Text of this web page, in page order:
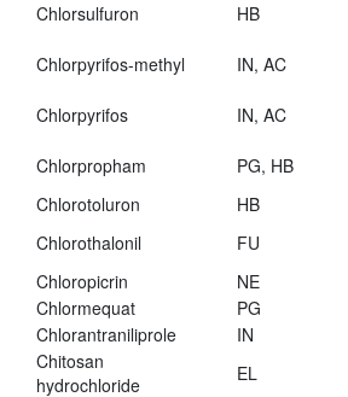
Chlorsulfuron
HB
Chlorpyrifos-methyl
IN, AC
Chlorpyrifos
IN, AC
Chlorpropham
PG, HB
Chlorotoluron
HB
Chlorothalonil
FU
Chloropicrin
NE
Chlormequat
PG
Chlorantraniliprole
IN
Chitosan
hydrochloride
EL